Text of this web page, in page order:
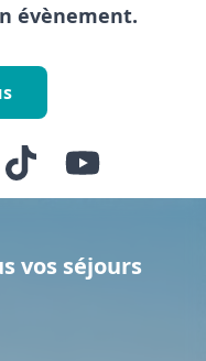
évènement.
vos séjours